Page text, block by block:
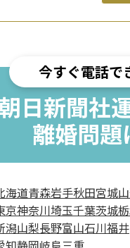
今すぐ電話で
日新聞社
離婚問
海道青森岩手秋田宮城
京神奈川埼玉千葉茨城
潟山梨長野富山石川福井